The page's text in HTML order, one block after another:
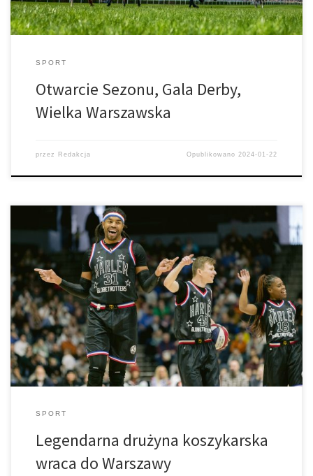
SPORT
Otwarcie Sezonu, Gala Derby,
Wielka Warszawska
przez Redakcja Opublikowano 2024-01-22
The Harlem Globetrotters World Tour 2024 w 10 polskich miastach
SPORT
Legendarna drużyna koszykarska
wraca do Warszawy